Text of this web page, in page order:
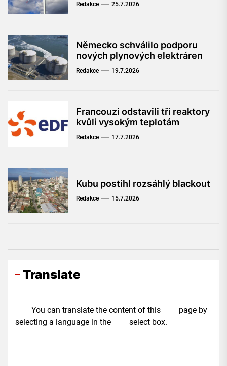
Redakce 25.7.2026
Německo schválilo podporu
nových plynových elektráren
Redakce 19.7.2026
Francouzi odstavili tři reaktory
kvůli vysokým teplotám
Redakce 17.7.2026
Kubu postihl rozsáhlý blackout
Redakce 15.7.2026
Translate
You can translate the content of this page by
selecting a language in the select box.